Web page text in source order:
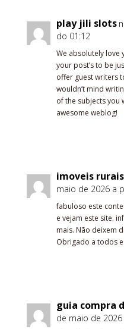
play jili slots
do 01:12
We absolutely love
your post’s to be
offer guest writers
wouldn’t mind
of the subjects you
awesome weblog!
imoveis
maio de 2026 a
fabuloso este
e vejam este site.
mais. Não deixem
Obrigado a todos
guia compra
de maio de